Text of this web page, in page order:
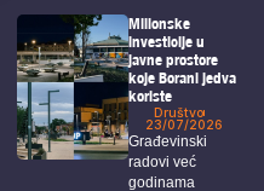
Milionske
investicije u
javne prostore
koje Borani jedva
koriste
Društvo
23/07/2026
Građevinski
radovi već
godinama